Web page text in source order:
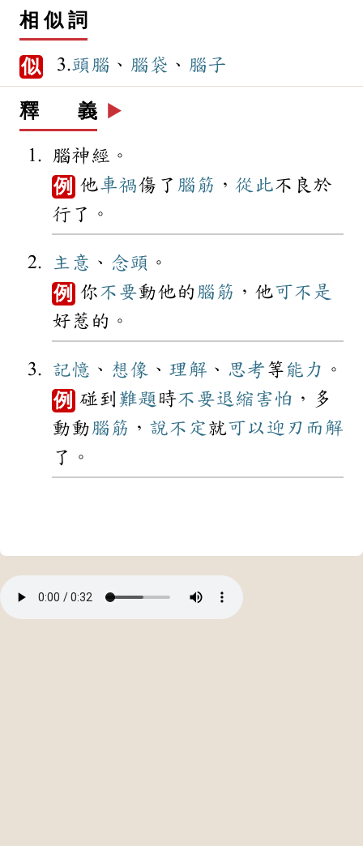
相 似 詞
似 3.頭腦 、 腦袋 、 腦子
釋 義 ▶️
腦神經。
例 他車禍傷了 腦筋 ， 從此不良於
行了。
主意 、 念頭 。
例 你不要動他的 腦筋 ，他可不是
好惹的。
記憶 、 想像 、 理解 、 思考等 能力 。
例 碰到 難題 時不要退縮 害怕 ，多
動動腦筋 ， 說不定 就可以迎刃而解
了。